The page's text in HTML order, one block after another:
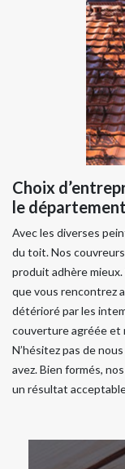
Choix
le
Avec les diverses
du toit. Nos
produit adhère
que vous rencontrez
détérioré par les
couverture agréée et
N’hésitez pas de
avez. Bien formés,
un résultat